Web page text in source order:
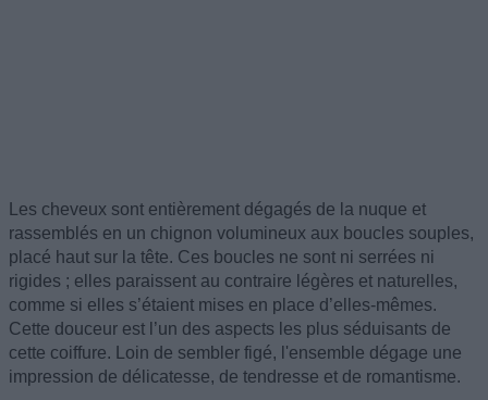
Les cheveux sont entièrement dégagés de la nuque et
rassemblés en un chignon volumineux aux boucles souples,
placé haut sur la tête. Ces boucles ne sont ni serrées ni
rigides ; elles paraissent au contraire légères et naturelles,
comme si elles s’étaient mises en place d’elles-mêmes.
Cette douceur est l’un des aspects les plus séduisants de
cette coiffure. Loin de sembler figé, l'ensemble dégage une
impression de délicatesse, de tendresse et de romantisme.